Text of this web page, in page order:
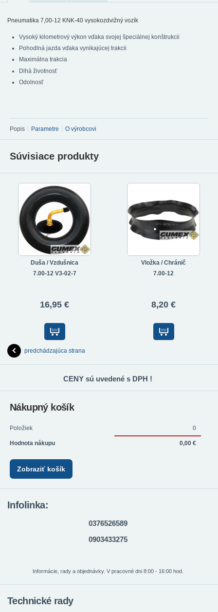
Pneumatika 7,00-12 KNK-40 vysokozdvižný vozík
Vysoký kilometrový výkon vďaka svojej špeciálnej konštrukcii
Pohodlná jazda vďaka vynikajúcej trakcii
Maximálna trakcia
Dlhá životnosť
Odolnosť
Popis Parametre O výrobcovi
Súvisiace produkty
Duša / Vzdušnica
7.00-12 V3-02-7
16,95 €
Vložka / Chránič
7.00-12
8,20 €
predchádzajúca strana
CENY sú uvedené s DPH !
Nákupný košík
Položiek 0
Hodnota nákupu 0,00 €
Zobraziť košík
Infolinka:
0376526589
0903433275
Informácie, rady a objednávky. V pracovné dni 8:00 - 16:00 hod.
Technické rady